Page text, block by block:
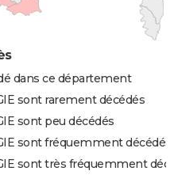
dans ce département
sont rarement décédés
sont peu décédés
sont fréquemment décédés
sont très fréquemment